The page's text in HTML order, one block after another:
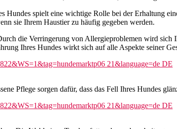
spielt eine wichtige Rolle bei der Erhaltung
sie Ihrem Haustier zu häufig gegeben werden.
die Verringerung von Allergieproblemen wird sich
Ihres Hundes wirkt sich auf alle Aspekte seiner
Pflege sorgen dafür, dass das Fell Ihres Hundes